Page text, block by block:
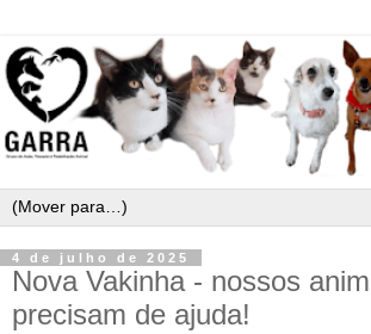
4 de julho de 2025
Nova Vakinha - nossos
precisam de ajuda!